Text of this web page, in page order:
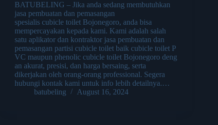
BATUBELING – Jika anda sedang membutuhkan
jasa pembuatan dan pemasangan
spesialis cubicle toilet Bojonegoro, anda bisa
mempercayakan kepada kami. Kami adalah salah
satu aplikator dan kontraktor jasa pembuatan dan
pemasangan partisi cubicle toilet baik cubicle toilet P
VC maupun phenolic cubicle toilet Bojonegoro deng
an akurat, presisi, dan harga bersaing, serta
dikerjakan oleh orang-orang professional. Segera
hubungi kontak kami untuk info lebih detailnya.…
batubeling
August 16, 2024